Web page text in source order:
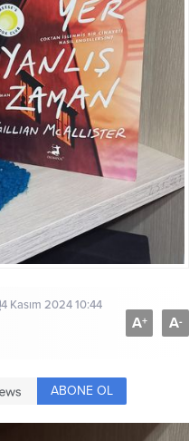
4 Kasım 2024 10:44
A+ A-
ABONE OL